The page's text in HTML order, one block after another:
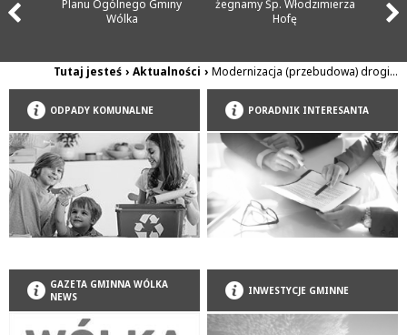
Planu Ogólnego Gminy
Wólka
żegnamy Śp. Włodzimierza
Hofę
Tutaj jesteś › Aktualności › Modernizacja (przebudowa) drogi...
ODPADY KOMUNALNE PORADNIK INTERESANTA
GAZETA GMINNA WÓLKA
NEWS
INWESTYCJE GMINNE